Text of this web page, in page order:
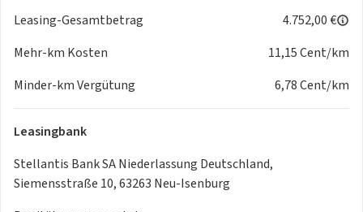
- Klimaschutz
- Naturschutz und nukleare Sicherheit
- Angebot inkl. 4000 zu leistender Anzahlung gerechnet.->
- - Die angebotene Leasingrate wurde mit einer möglichen
Förderung der neuen ELEKTRO PRÄMIE in Höhe von 4.000 
des E-Auto-Förderprogramms für Privatpersonen des
Bundesministerium für Umwelt
Leasing-Gesamtbetrag
4.752,00 €
Mehr-km Kosten
11,15 Cent/km
Minder-km Vergütung
6,78 Cent/km
Leasingbank
Stellantis Bank SA Niederlassung Deutschland,
Siemensstraße 10, 63263 Neu-Isenburg